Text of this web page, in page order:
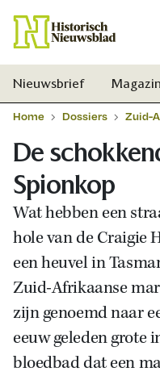
Nieuwsbrief
Home Dossiers Zuid-
De
Spionkop
Wat hebben een
hole van de Craigie
een heuvel in
Zuid-Afrikaanse
zijn genoemd naar
eeuw geleden grote
bloedbad dat een